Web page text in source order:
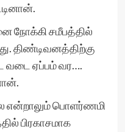
நோக்கி சமீபத்தில்
திண்டிவனத்திற்கு
வடை ஏப்பம் வர….
என்றாலும் பொளர்ணமி
பிரகாசமாக